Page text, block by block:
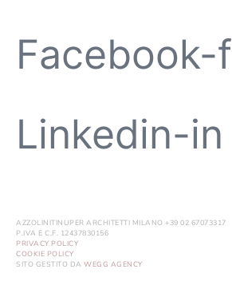
Facebook-f
Linkedin-in
AZZOLINITINUPER ARCHITETTI MILANO +39 02 67073317
P.IVA E C.F. 12437830156
PRIVACY POLICY
COOKIE POLICY
SITO GESTITO DA WEGG AGENCY